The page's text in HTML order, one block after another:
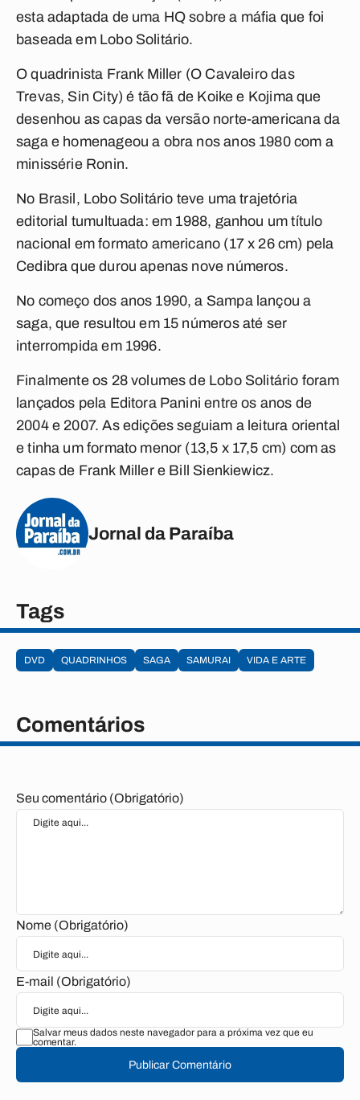
esta adaptada de uma HQ sobre a máfia que foi
baseada em Lobo Solitário.
O quadrinista Frank Miller (O Cavaleiro das
Trevas, Sin City) é tão fã de Koike e Kojima que
desenhou as capas da versão norte-americana da
saga e homenageou a obra nos anos 1980 com a
minissérie Ronin.
No Brasil, Lobo Solitário teve uma trajetória
editorial tumultuada: em 1988, ganhou um título
nacional em formato americano (17 x 26 cm) pela
Cedibra que durou apenas nove números.
No começo dos anos 1990, a Sampa lançou a
saga, que resultou em 15 números até ser
interrompida em 1996.
Finalmente os 28 volumes de Lobo Solitário foram
lançados pela Editora Panini entre os anos de
2004 e 2007. As edições seguiam a leitura oriental
e tinha um formato menor (13,5 x 17,5 cm) com as
capas de Frank Miller e Bill Sienkiewicz.
Jornal da Paraíba
Tags
DVD QUADRINHOS SAGA SAMURAI VIDA E ARTE
Comentários
Seu comentário (Obrigatório)
Nome (Obrigatório)
E-mail (Obrigatório)
Salvar meus dados neste navegador para a próxima vez que eu
comentar.
Publicar Comentário